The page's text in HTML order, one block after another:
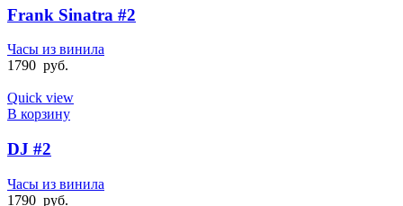
Frank Sinatra #2
Часы из винила
1790 руб.
Quick view
В корзину
DJ #2
Часы из винила
1790 руб.